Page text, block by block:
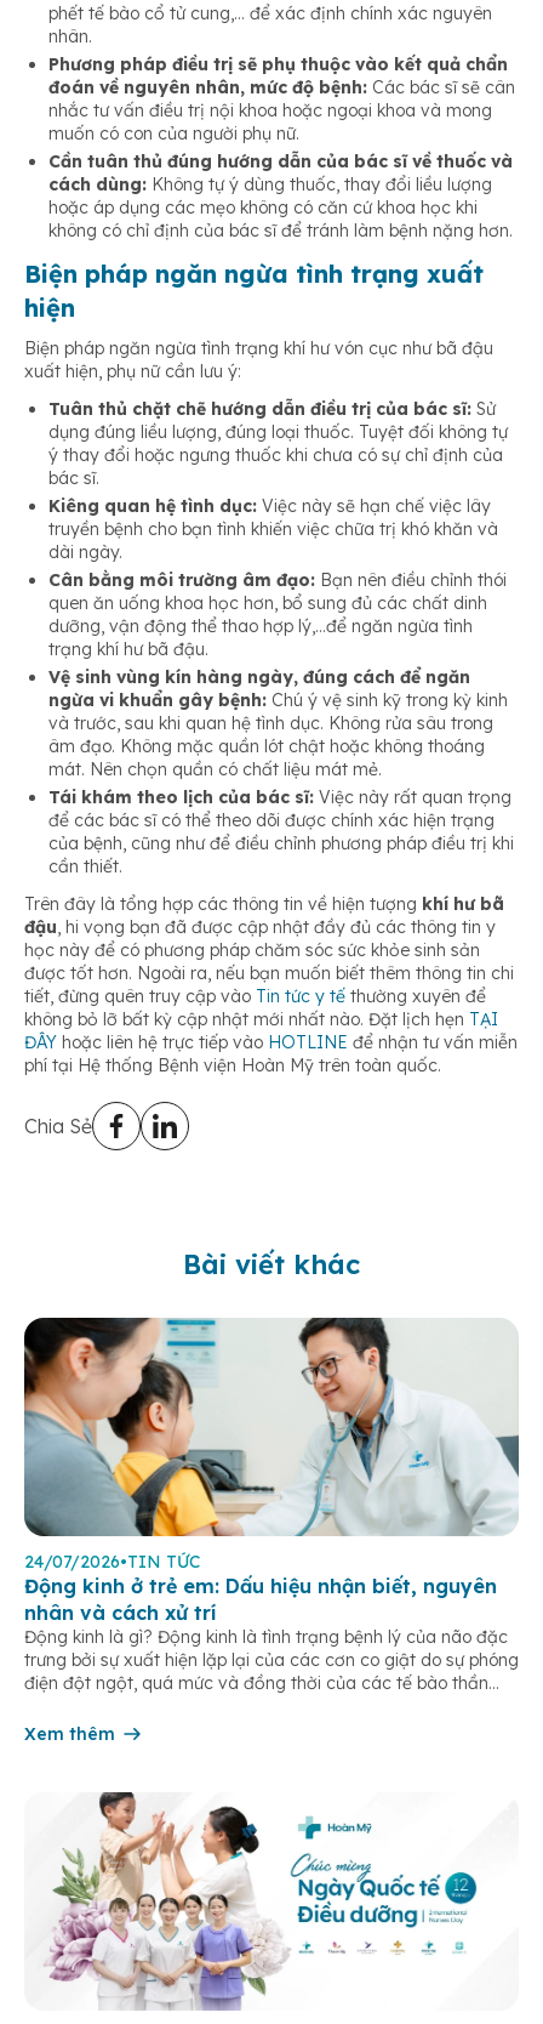
phết tế bào cổ tử cung,… để xác định chính xác nguyên
nhân.
Phương pháp điều trị sẽ phụ thuộc vào kết quả chẩn
đoán về nguyên nhân, mức độ bệnh: Các bác sĩ sẽ cân
nhắc tư vấn điều trị nội khoa hoặc ngoại khoa và mong
muốn có con của người phụ nữ.
Cần tuân thủ đúng hướng dẫn của bác sĩ về thuốc và
cách dùng: Không tự ý dùng thuốc, thay đổi liều lượng
hoặc áp dụng các mẹo không có căn cứ khoa học khi
không có chỉ định của bác sĩ để tránh làm bệnh nặng hơn.
Biện pháp ngăn ngừa tình trạng xuất
hiện
Biện pháp ngăn ngừa tình trạng khí hư vón cục như bã đậu
xuất hiện, phụ nữ cần lưu ý:
Tuân thủ chặt chẽ hướng dẫn điều trị của bác sĩ: Sử
dụng đúng liều lượng, đúng loại thuốc. Tuyệt đối không tự
ý thay đổi hoặc ngưng thuốc khi chưa có sự chỉ định của
bác sĩ.
Kiêng quan hệ tình dục: Việc này sẽ hạn chế việc lây
truyền bệnh cho bạn tình khiến việc chữa trị khó khăn và
dài ngày.
Cân bằng môi trường âm đạo: Bạn nên điều chỉnh thói
quen ăn uống khoa học hơn, bổ sung đủ các chất dinh
dưỡng, vận động thể thao hợp lý,…để ngăn ngừa tình
trạng khí hư bã đậu.
Vệ sinh vùng kín hàng ngày, đúng cách để ngăn
ngừa vi khuẩn gây bệnh: Chú ý vệ sinh kỹ trong kỳ kinh
và trước, sau khi quan hệ tình dục. Không rửa sâu trong
âm đạo. Không mặc quần lót chật hoặc không thoáng
mát. Nên chọn quần có chất liệu mát mẻ.
Tái khám theo lịch của bác sĩ: Việc này rất quan trọng
để các bác sĩ có thể theo dõi được chính xác hiện trạng
của bệnh, cũng như để điều chỉnh phương pháp điều trị khi
cần thiết.
Trên đây là tổng hợp các thông tin về hiện tượng khí hư bã
đậu, hi vọng bạn đã được cập nhật đầy đủ các thông tin y
học này để có phương pháp chăm sóc sức khỏe sinh sản
được tốt hơn. Ngoài ra, nếu bạn muốn biết thêm thông tin chi
tiết, đừng quên truy cập vào Tin tức y tế thường xuyên để
không bỏ lỡ bất kỳ cập nhật mới nhất nào. Đặt lịch hẹn TẠI
ĐÂY hoặc liên hệ trực tiếp vào HOTLINE để nhận tư vấn miễn
phí tại Hệ thống Bệnh viện Hoàn Mỹ trên toàn quốc.
Chia Sẻ
Bài viết khác
24/07/2026•TIN TỨC
Động kinh ở trẻ em: Dấu hiệu nhận biết, nguyên
nhân và cách xử trí
Động kinh là gì? Động kinh là tình trạng bệnh lý của não đặc
trưng bởi sự xuất hiện lặp lại của các cơn co giật do sự phóng
điện đột ngột, quá mức và đồng thời của các tế bào thần
Xem thêm